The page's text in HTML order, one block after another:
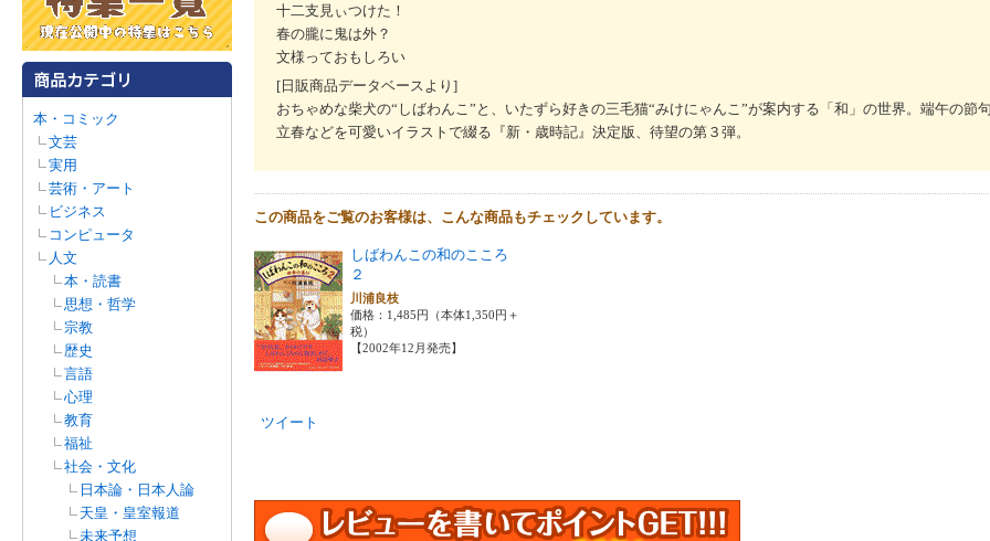
本・コミック
文芸
実用
芸術・アート
ビジネス
コンピュータ
人文
本・読書
思想・哲学
宗教
歴史
言語
心理
教育
福祉
社会・文化
日本論・日本人論
天皇・皇室報道
未来予想
十二支見ぃつけた！
春の朧に鬼は外？
文様っておもしろい
[日販商品データベースより]
おちゃめな柴犬の“しばわんこ”と、いたずら好きの三毛猫“みけにゃんこ”が案内する「和」の世界。端午の節
立春などを可愛いイラストで綴る『新・歳時記』決定版、待望の第３弾。
この商品をご覧のお客様は、こんな商品もチェックしています。
しばわんこの和のこころ
２
川浦良枝
価格：1,485円（本体1,350円＋
税）
【2002年12月発売】
ツイート